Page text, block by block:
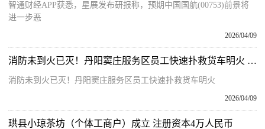
智通财经APP获悉，星展发布研报称，预期中国国航(00753)前景将
进一步恶
2026/04/09
消防未到火已灭！丹阳窦庄服务区员工快速扑救货车明火 今头条
消防未到火已灭！丹阳窦庄服务区员工快速扑救货车明火
2026/04/09
珙县小琼茶坊（个体工商户）成立 注册资本4万人民币